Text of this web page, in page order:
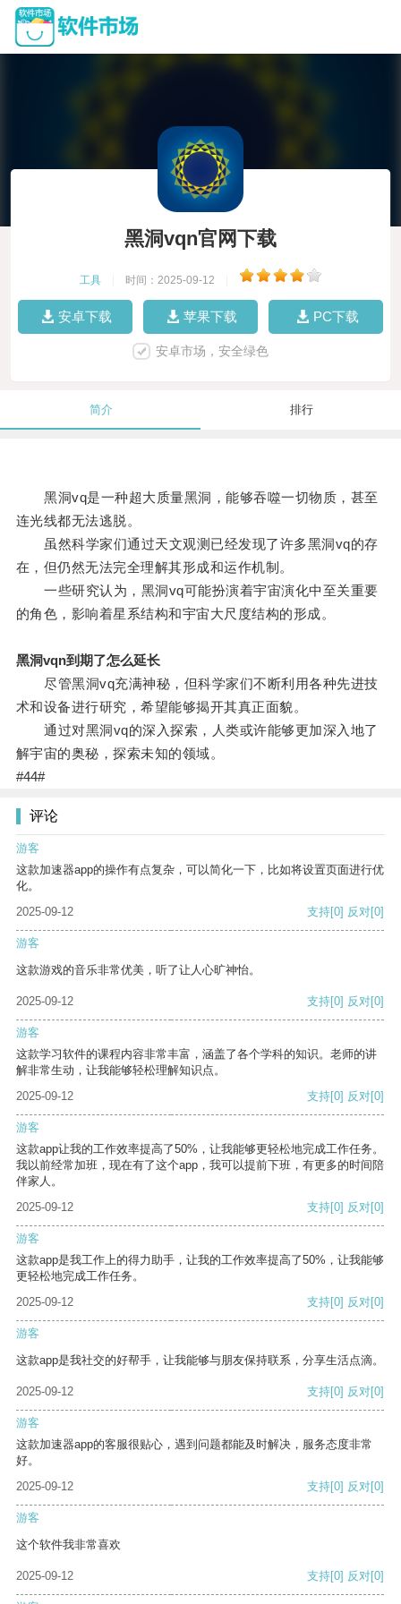
黑洞vqn官网下载
工具 时间：2025-09-12
安卓下载 苹果下载 PC下载
安卓市场，安全绿色
简介 排行
黑洞vq是一种超大质量黑洞，能够吞噬一切物质，甚至
连光线都无法逃脱。
虽然科学家们通过天文观测已经发现了许多黑洞vq的存
在，但仍然无法完全理解其形成和运作机制。
一些研究认为，黑洞vq可能扮演着宇宙演化中至关重要
的角色，影响着星系结构和宇宙大尺度结构的形成。
黑洞vqn到期了怎么延长
尽管黑洞vq充满神秘，但科学家们不断利用各种先进技
术和设备进行研究，希望能够揭开其真正面貌。
通过对黑洞vq的深入探索，人类或许能够更加深入地了
解宇宙的奥秘，探索未知的领域。
#44#
评论
游客
这款加速器app的操作有点复杂，可以简化一下，比如将设置页面进行优
化。
2025-09-12
支持[0] 反对[0]
游客
这款游戏的音乐非常优美，听了让人心旷神怡。
2025-09-12 支持[0] 反对[0]
游客
这款学习软件的课程内容非常丰富，涵盖了各个学科的知识。老师的讲
解非常生动，让我能够轻松理解知识点。
2025-09-12
支持[0] 反对[0]
游客
这款app让我的工作效率提高了50%，让我能够更轻松地完成工作任务。
我以前经常加班，现在有了这个app，我可以提前下班，有更多的时间陪
伴家人。
2025-09-12
支持[0] 反对[0]
游客
这款app是我工作上的得力助手，让我的工作效率提高了50%，让我能够
更轻松地完成工作任务。
2025-09-12
支持[0] 反对[0]
游客
这款app是我社交的好帮手，让我能够与朋友保持联系，分享生活点滴。
2025-09-12 支持[0] 反对[0]
游客
这款加速器app的客服很贴心，遇到问题都能及时解决，服务态度非常
好。
2025-09-12
支持[0] 反对[0]
游客
这个软件我非常喜欢
2025-09-12 支持[0] 反对[0]